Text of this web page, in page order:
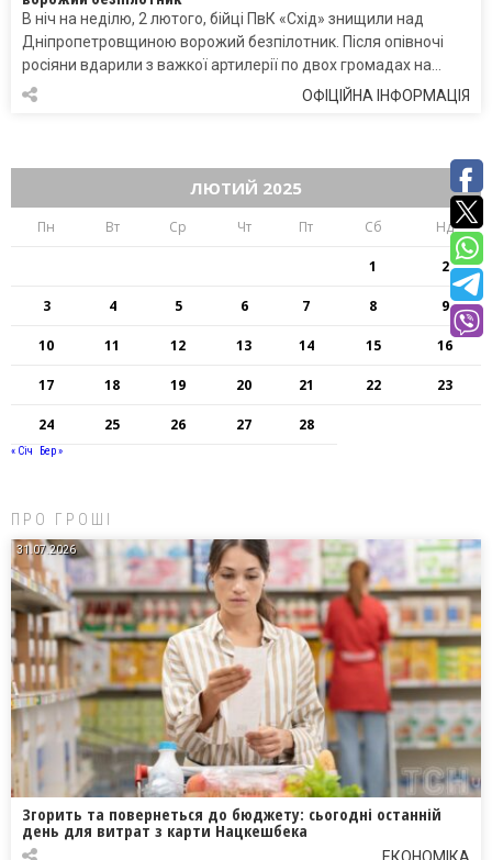
В ніч на неділю, 2 лютого, бійці ПвК «Схід» знищили над
Дніпропетровщиною ворожий безпілотник. Після опівночі
росіяни вдарили з важкої артилерії по двох громадах на…
ОФІЦІЙНА ІНФОРМАЦІЯ
ЛЮТИЙ 2025
Пн Вт Ср Чт Пт Сб Нд
1 2
3 4 5 6 7 8 9
10 11 12 13 14 15 16
17 18 19 20 21 22 23
24 25 26 27 28
« Січ Бер »
ПРО ГРОШІ
31.07.2026
Згорить та повернеться до бюджету: сьогодні останній
день для витрат з карти Нацкешбека
ЕКОНОМІКА